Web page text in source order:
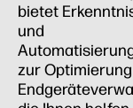
bietet
und
zur